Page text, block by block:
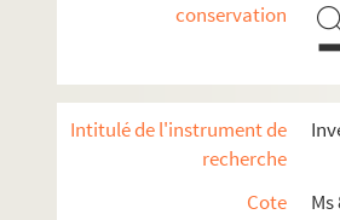
conservation
Intitulé de l'instrument de
recherche
Cote
Ms
Ms 8004 (1). Johann Reuchsel